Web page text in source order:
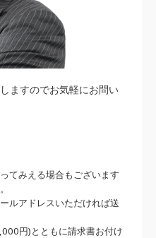
ますのでお気軽にお問い
てみえる場合もございます
ルアドレスいただければ送
円)とともに請求書お付け